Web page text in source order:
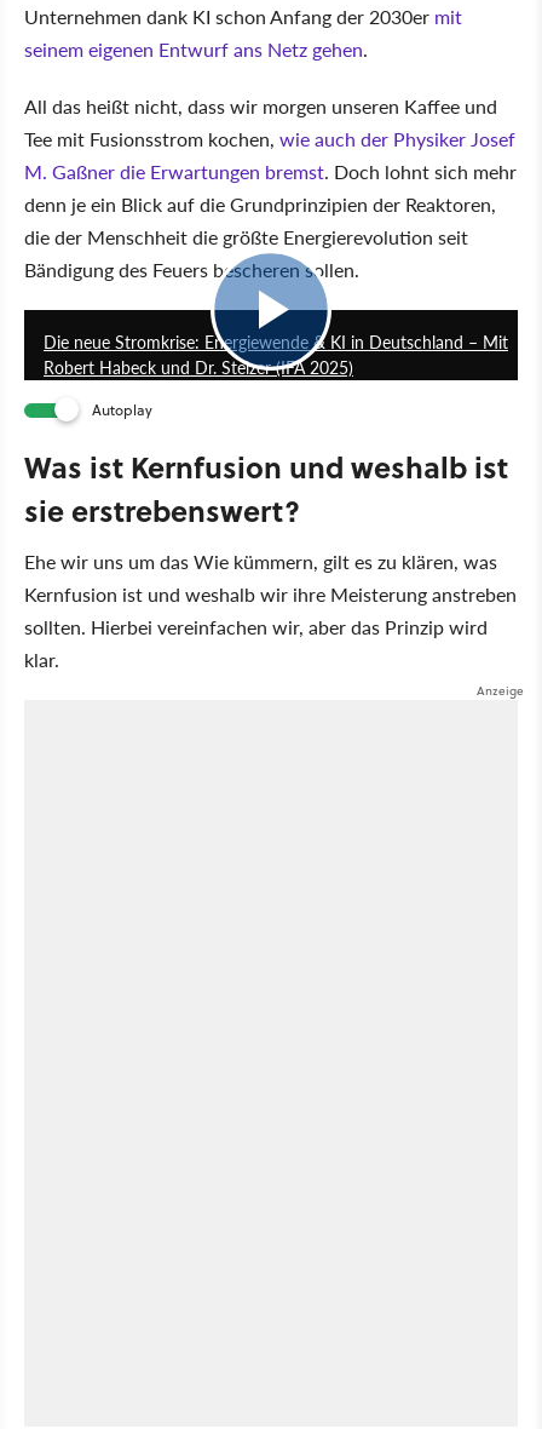
Unternehmen dank KI schon Anfang der 2030er mit
seinem eigenen Entwurf ans Netz gehen.
All das heißt nicht, dass wir morgen unseren Kaffee und
Tee mit Fusionsstrom kochen, wie auch der Physiker Josef
M. Gaßner die Erwartungen bremst. Doch lohnt sich mehr
denn je ein Blick auf die Grundprinzipien der Reaktoren,
die der Menschheit die größte Energierevolution seit
Bändigung des Feuers bescheren sollen.
Die neue Stromkrise: Energiewende & KI in Deutschland – Mit
Robert Habeck und Dr. Stelzer (IFA 2025)
Autoplay
Was ist Kernfusion und weshalb ist
sie erstrebenswert?
Ehe wir uns um das Wie kümmern, gilt es zu klären, was
Kernfusion ist und weshalb wir ihre Meisterung anstreben
sollten. Hierbei vereinfachen wir, aber das Prinzip wird
klar.